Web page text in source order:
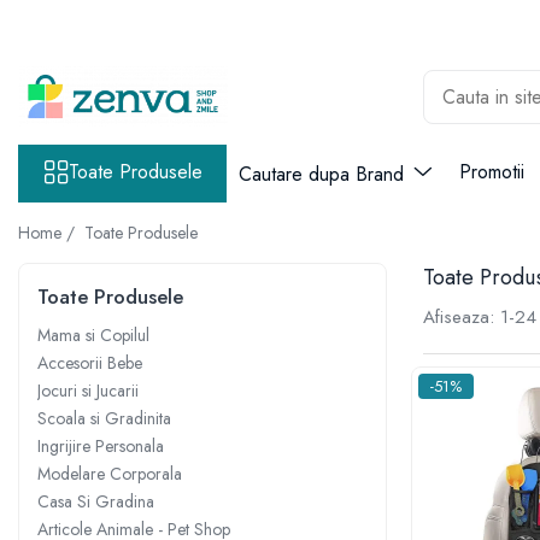
Toate Produsele
Mama si Copilul
Hranire si Alaptare
Biberoane
Aparate Electrice
Cani si Pahare
Manusi Dentitie/Jucarii Dentitie
Seturi Diversificare
Igiena Orala
Irigatoare Orale
Periute Dinti
Cautare dupa Brand
Barbie
Bioderma
Crazoo
FurReal
Goliath
Jurassic World
Kookyloos
Maia
Toate Produsele Cautare dupa Brand Promotii
Home / Toate Produsele
Toate
Toate Produsele
Mama si Copilul
Accesorii Bebe
Jocuri si Jucarii
Scoala si Gradinita
Ingrijire Personala
Modelare Corporala
Casa Si Gradina
Articole Animale - Pet Shop
Afiseaza: 1-24
-51%